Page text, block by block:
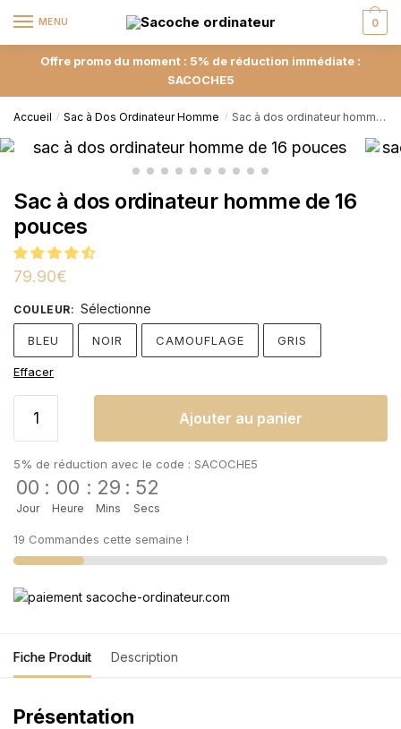
MENU 0
Offre promo du moment : 5% de réduction immédiate :
SACOCHE5
Accueil / Sac à Dos Ordinateur Homme / Sac à dos ordinateur homme de 16 pouces
Sac à dos ordinateur homme de 16
pouces
79.90€
COULEUR: Sélectionne
BLEU NOIR CAMOUFLAGE GRIS
Effacer
Ajouter au panier
5% de réduction avec le code : SACOCHE5
00
Jour
: 00
Heure
: 29
Mins
: 52
Secs
19 Commandes cette semaine !
Fiche Produit Description
Présentation